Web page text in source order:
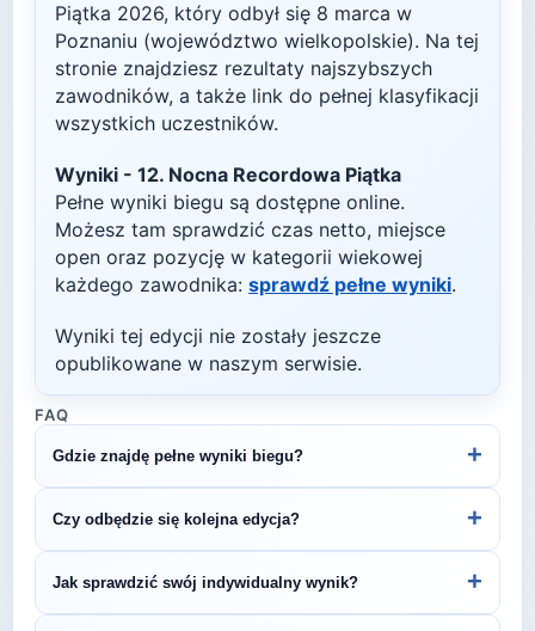
Piątka 2026, który odbył się 8 marca w
Poznaniu (województwo wielkopolskie). Na tej
stronie znajdziesz rezultaty najszybszych
zawodników, a także link do pełnej klasyfikacji
wszystkich uczestników.
Wyniki - 12. Nocna Recordowa Piątka
Pełne wyniki biegu są dostępne online.
Możesz tam sprawdzić czas netto, miejsce
open oraz pozycję w kategorii wiekowej
każdego zawodnika: sprawdź pełne wyniki.
Wyniki tej edycji nie zostały jeszcze
opublikowane w naszym serwisie.
FAQ
Gdzie znajdę pełne wyniki biegu? +
stronie internetowej lub na platformach takich jak
LiveTracking, RunnerSpace czy MarathonSport.
Czy odbędzie się kolejna edycja? +
Śledź stronę organizatora lub ZawodyBiegowe.pl,
by być na bieżąco z datą kolejnej edycji 12. Nocna
Jak sprawdzić swój indywidualny wynik? +